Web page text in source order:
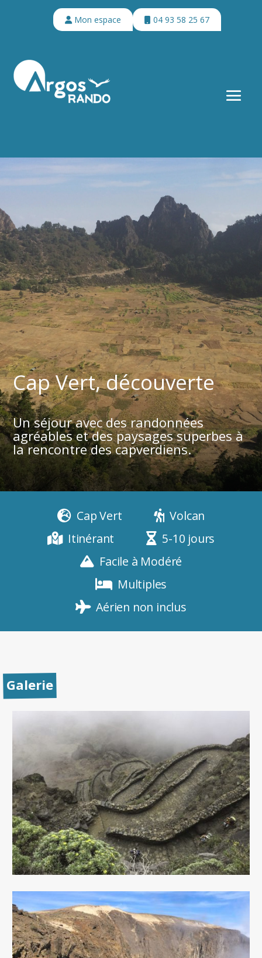
Mon espace 04 93 58 25 67
Cap Vert, découverte
Un séjour avec des randonnées
agréables et des paysages superbes à
la rencontre des capverdiens.
Cap Vert
Volcan
Itinérant
5-10 jours
Facile à Modéré
Multiples
Aérien non inclus
Galerie